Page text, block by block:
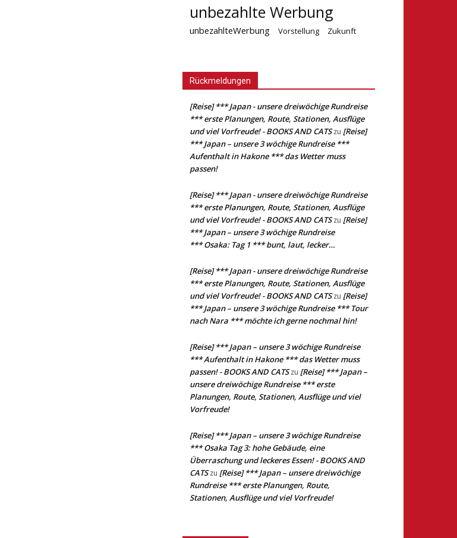
unbezahlte Werbung
unbezahlteWerbung Vorstellung Zukunft
Rückmeldungen
[Reise] *** Japan - unsere dreiwöchige Rundreise
*** erste Planungen, Route, Stationen, Ausflüge
und viel Vorfreude! - BOOKS AND CATSzu [Reise]
*** Japan – unsere 3 wöchige Rundreise ***
Aufenthalt in Hakone *** das Wetter muss
passen!
[Reise] *** Japan - unsere dreiwöchige Rundreise
*** erste Planungen, Route, Stationen, Ausflüge
und viel Vorfreude! - BOOKS AND CATSzu [Reise]
*** Japan – unsere 3 wöchige Rundreise
*** Osaka: Tag 1 *** bunt, laut, lecker…
[Reise] *** Japan - unsere dreiwöchige Rundreise
*** erste Planungen, Route, Stationen, Ausflüge
und viel Vorfreude! - BOOKS AND CATSzu [Reise]
*** Japan – unsere 3 wöchige Rundreise *** Tour
nach Nara *** möchte ich gerne nochmal hin!
[Reise] *** Japan – unsere 3 wöchige Rundreise
*** Aufenthalt in Hakone *** das Wetter muss
passen! - BOOKS AND CATSzu [Reise] *** Japan –
unsere dreiwöchige Rundreise *** erste
Planungen, Route, Stationen, Ausflüge und viel
Vorfreude!
[Reise] *** Japan – unsere 3 wöchige Rundreise
*** Osaka Tag 3: hohe Gebäude, eine
Überraschung und leckeres Essen! - BOOKS AND
CATSzu [Reise] *** Japan – unsere dreiwöchige
Rundreise *** erste Planungen, Route,
Stationen, Ausflüge und viel Vorfreude!